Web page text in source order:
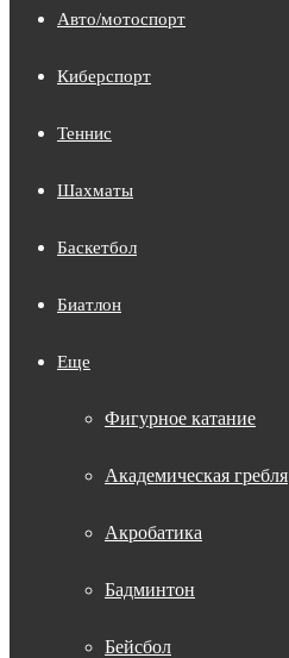
Авто/мотоспорт
Киберспорт
Теннис
Шахматы
Баскетбол
Биатлон
Еще
Фигурное катание
Академическая гребля
Акробатика
Бадминтон
Бейсбол